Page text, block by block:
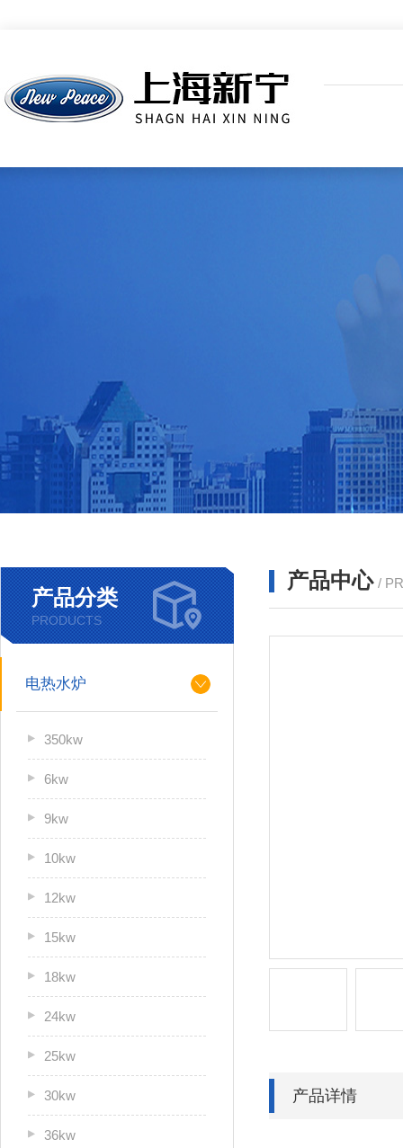
产品分类
PRODUCTS
电热水炉
350kw
6kw
9kw
10kw
12kw
15kw
18kw
24kw
25kw
30kw
36kw
产品中心 /
产品详情